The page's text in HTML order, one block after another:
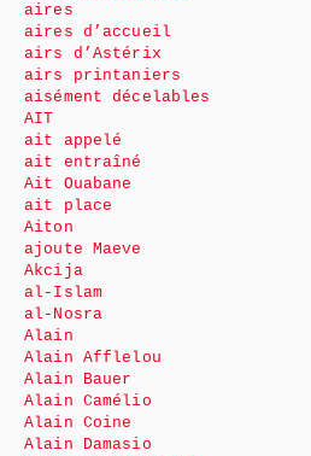
aires
aires d’accueil
airs d’Astérix
airs printaniers
aisément décelables
AIT
ait appelé
ait entraîné
Ait Ouabane
ait place
Aiton
ajoute Maeve
Akcija
al-Islam
al-Nosra
Alain
Alain Afflelou
Alain Bauer
Alain Camélio
Alain Coine
Alain Damasio